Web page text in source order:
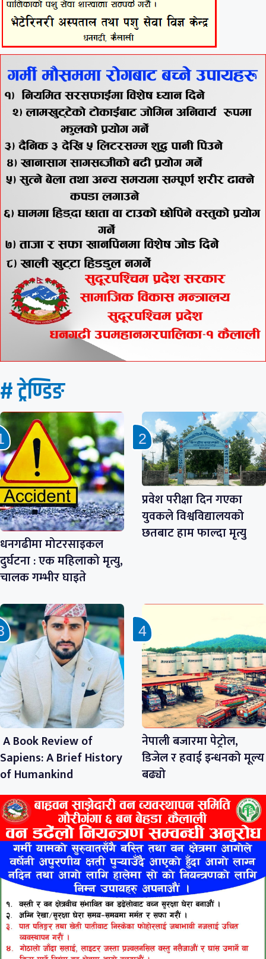
# ट्रेण्डिङ
धनगढीमा मोटरसाइकल
दुर्घटना : एक महिलाको मृत्यु,
चालक गम्भीर घाइते
प्रवेश परीक्षा दिन गएका
युवकले विश्वविद्यालयको
छतबाट हाम फाल्दा मृत्यु
A Book Review of
Sapiens: A Brief History
of Humankind
नेपाली बजारमा पेट्रोल,
डिजेल र हवाई इन्धनको मूल्य
बढ्यो